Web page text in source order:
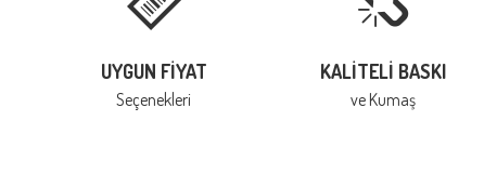
UYGUN FIYAT
Seçenekleri
KALITELI BASKI
ve Kumaş